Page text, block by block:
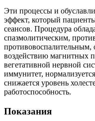
Эти процессы и
эффект, который
сеансов. Процедура
спазмолитическим,
противовоспалительным,
воздействию магнитных
вегетативной нервной
иммунитет,
снижается уровень
работоспособность.
Показания